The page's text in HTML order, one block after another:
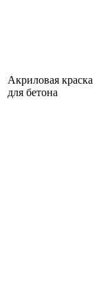
Акриловая краска
для бетона